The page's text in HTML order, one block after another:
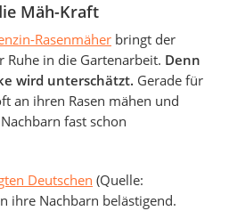
Mäh-Kraft
Rasenmäher bringt der
Ruhe in die Gartenarbeit. Denn
wird unterschätzt. Gerade für
an ihren Rasen mähen und
fast schon
Deutschen (Quelle:
ihre Nachbarn belästigend.